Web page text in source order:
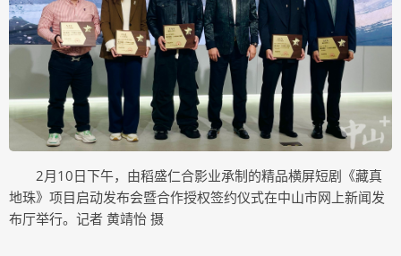
2月10日下午，由稻盛仁合影业承制的精品横屏短剧《藏真
地珠》项目启动发布会暨合作授权签约仪式在中山市网上新闻发
布厅举行。记者 黄靖怡 摄